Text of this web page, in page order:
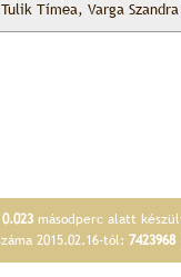
Tímea, Varga Szandra
0.023 másodperc alatt
2015.02.16-tól: 7423968